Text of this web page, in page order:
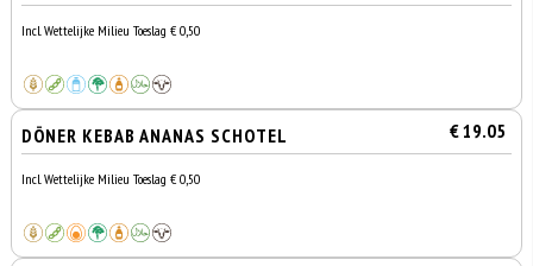
Incl. Wettelijke Milieu Toeslag € 0,50
DÖNER KEBAB ANANAS SCHOTEL € 19.05
Incl. Wettelijke Milieu Toeslag € 0,50